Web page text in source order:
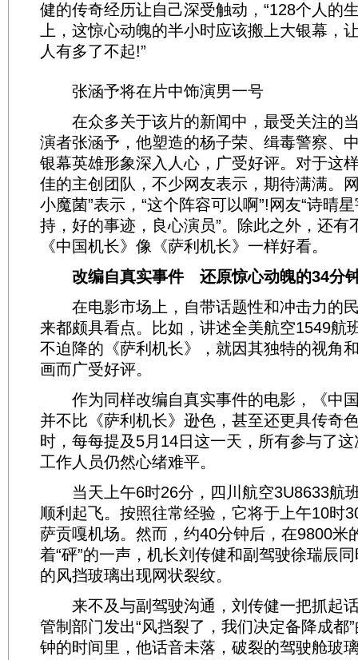
健的传奇经历让自己深受触动，“128个人的
上，这惊心动魄的半小时应该搬上大银幕，
人有多了不起!”
张涵予将在片中饰演男一号
在众多关于该片的新闻中，最受关注的
演者张涵予，他塑造的杨子荣、缉毒警察、
银幕英雄形象深入人心，广受好评。对于这
佳的主创团队，不少网友表示，期待满满。
小魔菌”表示，“这个阵容可以啊”!网友“诗晴
持，好的事迹，良心演员”。除此之外，还有
《中国机长》像《萨利机长》一样好看。
改编自真实事件 还原惊心动魄的34分
在电影市场上，自带话题性和冲击力的
来都颇具看点。比如，讲述全美航空1549航
不迫降的《萨利机长》，就因其独特的视角
画而广受好评。
作为同样改编自真实事件的电影，《中
并不比《萨利机长》逊色，甚至还更具传奇
时，每每提及5月14日这一天，所有参与了这
工作人员仍然心绪难平。
当天上午6时26分，四川航空3U8633航
顺利起飞。按照往常经验，它将于上午10时
萨贡嘎机场。然而，约40分钟后，在9800米
着“砰”的一声，机长刘传健和副驾驶徐瑞辰
的风挡玻璃出现网状裂纹。
来不及与副驾驶沟通，刘传健一把抓起
管制部门发出“风挡裂了，我们决定备降成都
钟的时间里，他话音未落，破裂的驾驶舱玻